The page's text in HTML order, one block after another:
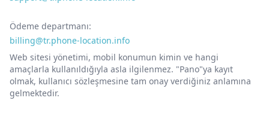
Ödeme departmanı:
billing@tr.phone-location.info
Web sitesi yönetimi, mobil konumun kimin ve hangi
amaçlarla kullanıldığıyla asla ilgilenmez. "Pano"ya kayıt
olmak, kullanıcı sözleşmesine tam onay verdiğiniz anlamına
gelmektedir.